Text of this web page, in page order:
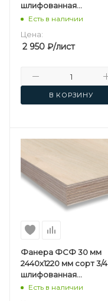
шлифованная
березовая
Есть в наличии
Цена:
2 950 ₽/лист
В КОРЗИНУ
Фанера ФСФ 30 мм
2440х1220 мм сорт 3/4
шлифованная
березовая
Есть в наличии